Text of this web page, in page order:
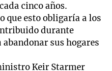
cinco años.
que esto obligaría a los
durante
abandonar sus hogares
Keir Starmer